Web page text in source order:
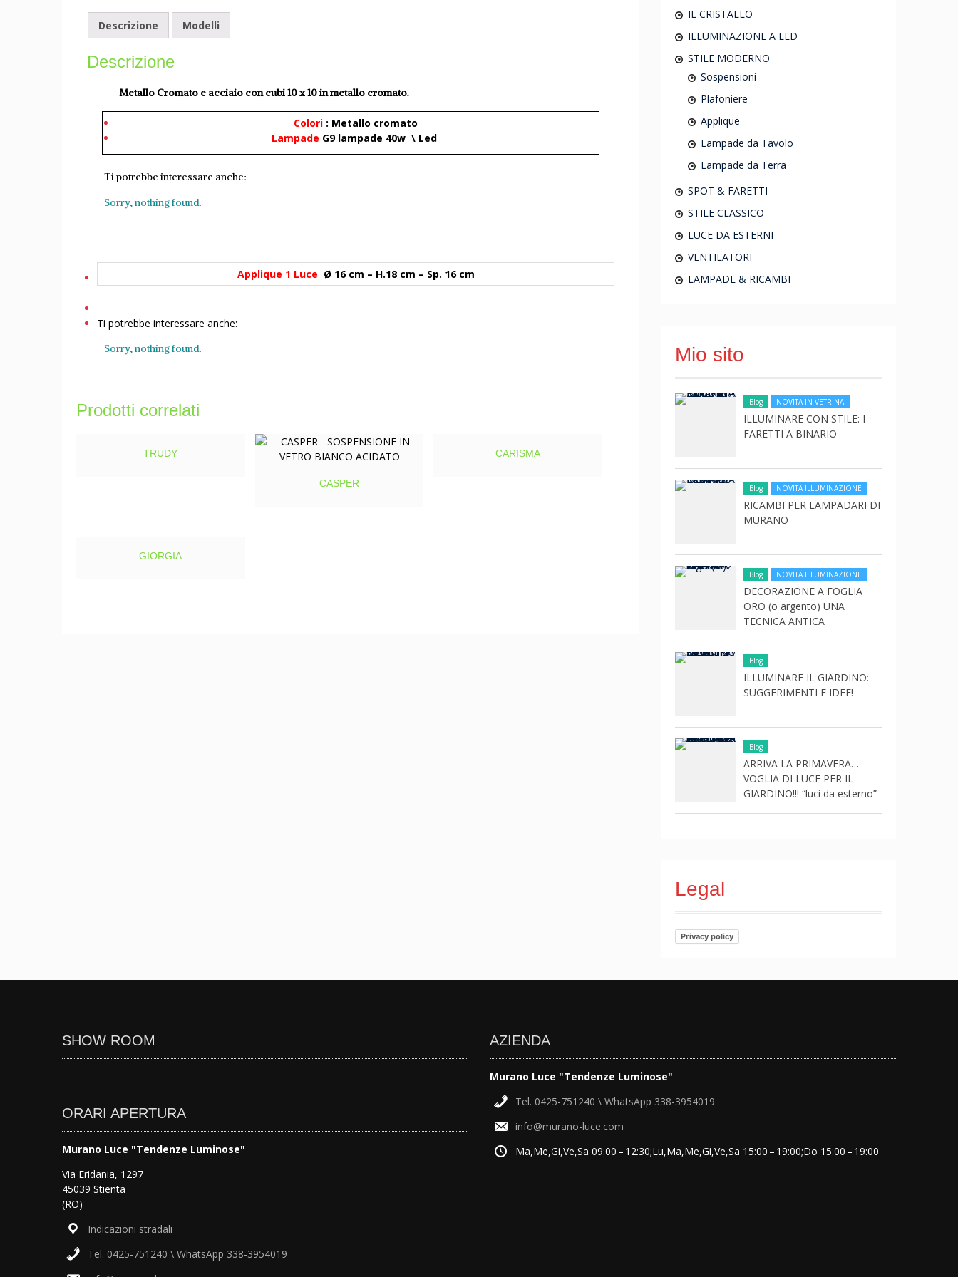
Descrizione Modelli
Descrizione
Metallo Cromato e acciaio con cubi 10 x 10 in metallo cromato.
Colori : Metallo cromato
Lampade G9 lampade 40w \ Led
Ti potrebbe interessare anche:
Sorry, nothing found.
Applique 1 Luce Ø 16 cm – H.18 cm – Sp. 16 cm
Ti potrebbe interessare anche:
Sorry, nothing found.
Prodotti correlati
TRUDY
CASPER
CARISMA
GIORGIA
IL CRISTALLO
ILLUMINAZIONE A LED
STILE MODERNO
Sospensioni
Plafoniere
Applique
Lampade da Tavolo
Lampade da Terra
SPOT & FARETTI
STILE CLASSICO
LUCE DA ESTERNI
VENTILATORI
LAMPADE & RICAMBI
Mio sito
Blog NOVITA IN VETRINA
ILLUMINARE CON STILE: I
FARETTI A BINARIO
Blog NOVITA ILLUMINAZIONE
RICAMBI PER LAMPADARI DI
MURANO
Blog NOVITA ILLUMINAZIONE
DECORAZIONE A FOGLIA
ORO (o argento) UNA
TECNICA ANTICA
Blog
ILLUMINARE IL GIARDINO:
SUGGERIMENTI E IDEE!
Blog
ARRIVA LA PRIMAVERA…
VOGLIA DI LUCE PER IL
GIARDINO!!! “luci da esterno”
Legal
Privacy policy
SHOW ROOM
ORARI APERTURA
Murano Luce "Tendenze Luminose"
Via Eridania, 1297
45039 Stienta
(RO)
Indicazioni stradali
Tel. 0425-751240 \ WhatsApp 338-3954019
AZIENDA
Murano Luce "Tendenze Luminose"
Tel. 0425-751240 \ WhatsApp 338-3954019
info@murano-luce.com
Ma,Me,Gi,Ve,Sa 09:00 – 12:30;Lu,Ma,Me,Gi,Ve,Sa 15:00 – 19:00;Do 15:00 – 19:00